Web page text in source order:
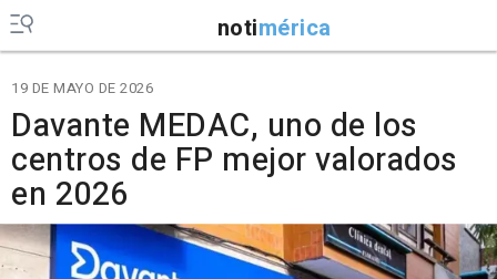
notimérica
19 DE MAYO DE 2026
Davante MEDAC, uno de los
centros de FP mejor valorados
en 2026